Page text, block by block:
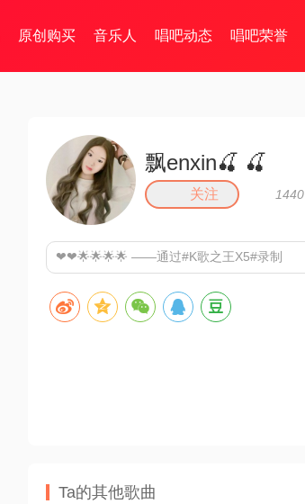
原创购买 音乐人 唱吧动态 唱吧荣誉
飘enxin🍒 🍒
关注 1440
❤❤🌟🌟🌟🌟 ——通过#K歌之王X5#录制
Ta的其他歌曲